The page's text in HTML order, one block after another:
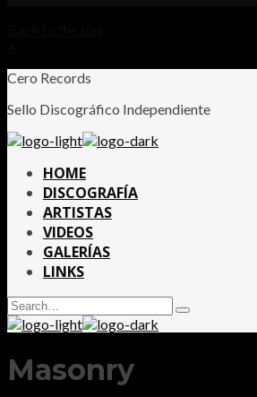
Cero Records
Sello Discográfico Independiente
HOME
DISCOGRAFÍA
ARTISTAS
VIDEOS
GALERÍAS
LINKS
Search
for:
Type
and
Masonry